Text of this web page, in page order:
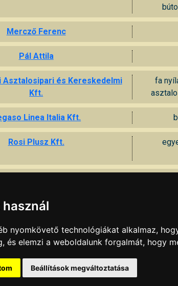
Mercző Ferenc
Pál Attila
Asztalosipari és Kereskedelmi
Kft.
fa
Linea Italia Kft.
Rosi Plusz Kft.
Asztalos Bt.
nyomkövető technológiákat alkalmaz,
és elemzi a weboldalunk forgalmát, hogy
Beállítások megváltoztatása